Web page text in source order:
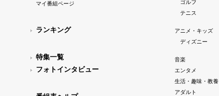
マイ番組ページ
ランキング
特集一覧
フォトインタビュー
ゴルフ
テニス
アニメ・キッズ
ディズニー
音楽
エンタメ
生活・趣味・教養
アダルト